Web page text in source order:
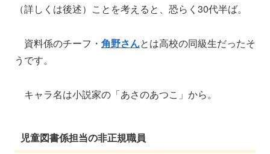
（詳しくは後述）ことを考えると、恐らく30代半ば。
資料係のチーフ・ 角野さんとは高校の同級生だったそ
うです。
キャラ名は小説家の「あさのあつこ」から。
児童図書係担当の非正規職員